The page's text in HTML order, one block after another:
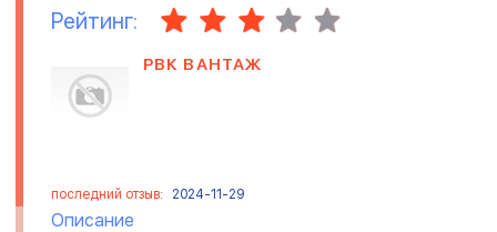
Рейтинг:
РВК ВАНТАЖ
последний отзыв: 2024-11-29
Описание